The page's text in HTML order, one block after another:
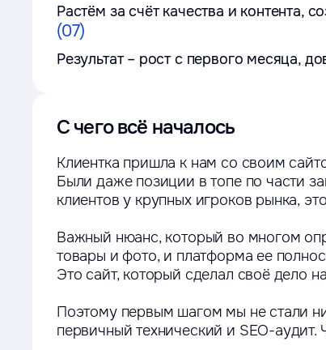
Растём за счёт качества и контента,
(07)
Результат – рост с первого месяца,
С чего всё началось
Клиентка пришла к нам со своим
Были даже позиции в топе по части
клиентов у крупных игроков рынка,
Важный нюанс, который во многом
товары и фото, и платформа ее
Это сайт, который сделал своё дело
Поэтому первым шагом мы не стали
первичный технический и SEO-аудит.